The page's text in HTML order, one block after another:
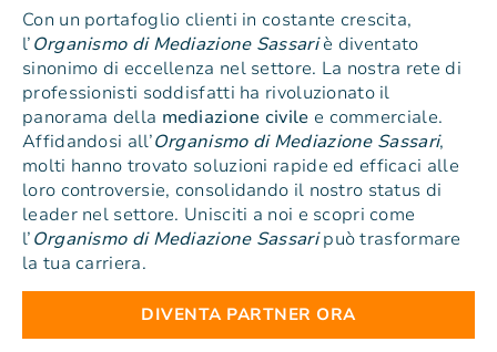
Con un portafoglio clienti in costante crescita,
l’Organismo di Mediazione Sassariè diventato
sinonimo di eccellenza nel settore. La nostra rete di
professionisti soddisfatti ha rivoluzionato il
panorama della mediazione civile e commerciale.
Affidandosi all’Organismo di Mediazione Sassari,
molti hanno trovato soluzioni rapide ed efficaci alle
loro controversie, consolidando il nostro status di
leader nel settore. Unisciti a noi e scopri come
l’Organismo di Mediazione Sassaripuò trasformare
la tua carriera.
DIVENTA PARTNER ORA